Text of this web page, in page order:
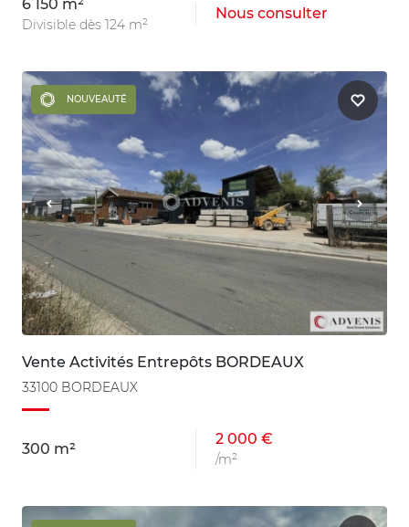
6 150 m²
Divisible dès 124 m²
Nous consulter
NOUVEAUTÉ
Vente Activités Entrepôts BORDEAUX
33100 BORDEAUX
300 m²
2 000 €
/m²